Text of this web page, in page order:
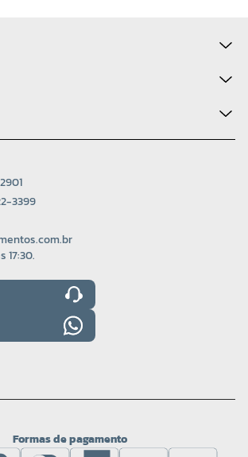
3399
17:30.
Formas de pagamento